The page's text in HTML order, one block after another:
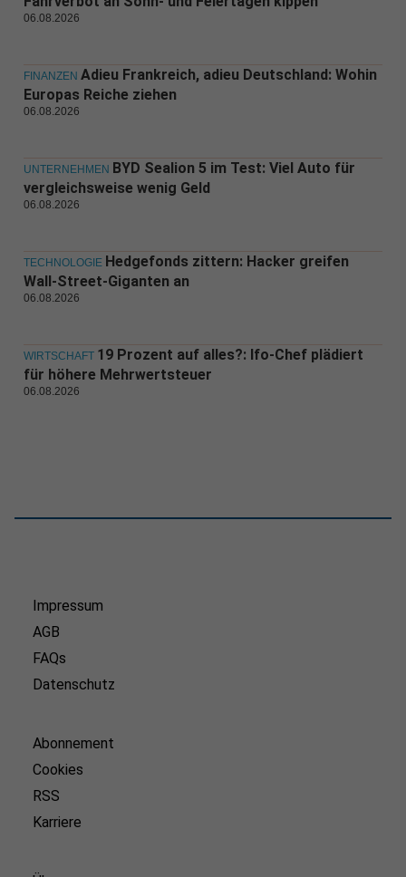
06.08.2026
FINANZEN Adieu Frankreich, adieu Deutschland: Wohin
Europas Reiche ziehen
06.08.2026
UNTERNEHMEN BYD Sealion 5 im Test: Viel Auto für
vergleichsweise wenig Geld
06.08.2026
TECHNOLOGIE Hedgefonds zittern: Hacker greifen
Wall-Street-Giganten an
06.08.2026
WIRTSCHAFT 19 Prozent auf alles?: Ifo-Chef plädiert
für höhere Mehrwertsteuer
06.08.2026
Impressum
AGB
FAQs
Datenschutz
Abonnement
Cookies
RSS
Karriere